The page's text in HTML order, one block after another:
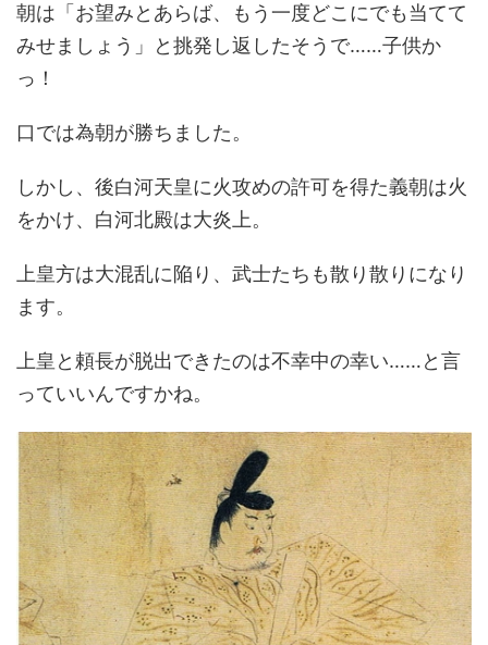
朝は「お望みとあらば、もう一度どこにでも当てて
みせましょう」と挑発し返したそうで……子供か
っ！
口では為朝が勝ちました。
しかし、後白河天皇に火攻めの許可を得た義朝は火
をかけ、白河北殿は大炎上。
上皇方は大混乱に陥り、武士たちも散り散りになり
ます。
上皇と頼長が脱出できたのは不幸中の幸い……と言
っていいんですかね。